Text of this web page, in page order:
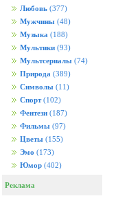
Любовь (377)
Мужчины (48)
Музыка (188)
Мультики (93)
Мультсериалы (74)
Природа (389)
Символы (11)
Спорт (102)
Фентези (187)
Фильмы (97)
Цветы (155)
Эмо (173)
Юмор (402)
Реклама